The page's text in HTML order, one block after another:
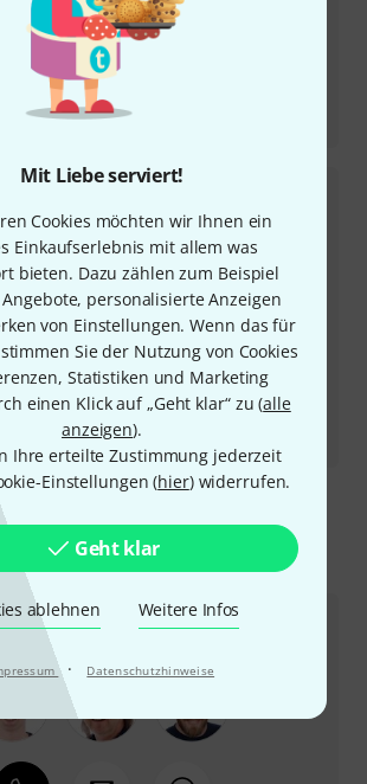
Mit Liebe serviert!
Cookies möchten wir Ihnen ein
Einkaufserlebnis mit allem was
bieten. Dazu zählen zum Beispiel
personalisierte Anzeigen
von Einstellungen. Wenn das für
Sie der Nutzung von Cookies
Statistiken und Marketing
einen Klick auf „Geht klar“ zu (alle
anzeigen).
Ihre erteilte Zustimmung jederzeit
Einstellungen (hier) widerrufen.
Geht klar
ablehnen Weitere Infos
· Datenschutzhinweise
14“ x 5“ Signature Snaredrum
x 8“ Brushed Aluminum, Brass und
erreichen Sie uns
Kundenservice